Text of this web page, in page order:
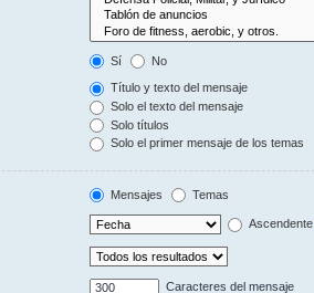
Sí No
Título y texto del mensaje
Solo el texto del mensaje
Solo títulos
Solo el primer mensaje de los temas
Mensajes Temas
Ascendente
Caracteres del mensaje